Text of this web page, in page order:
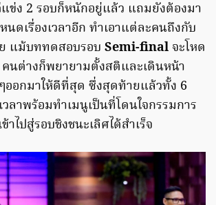
ข่ง 2 รอบก็หนักอยู่แล้ว แถมยังต้องมา
นดเรื่องเวลาอีก ทำเอาแต่ละคนถึงกับ
แม้บททดสอบรอบ Semi-final จะโหด
นต่างก็พยายามตั้งสติและเดินหน้า
ออกมาให้ดีที่สุด ซึ่งสุดท้ายแล้วทั้ง 6
วลาพร้อมทำเมนูเป็นที่โดนใจกรรมการ
ไปสู่รอบชิงชนะเลิศได้สำเร็จ